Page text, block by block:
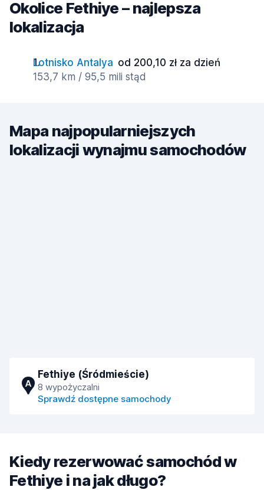
Okolice Fethiye – najlepsza
lokalizacja
Lotnisko Antalya od 200,10 zł za dzień
153,7 km / 95,5 mili stąd
Mapa najpopularniejszych
lokalizacji wynajmu samochodów
A
Fethiye (Śródmieście)
8 wypożyczalni
Sprawdź dostępne samochody
Kiedy rezerwować samochód w
Fethiye i na jak długo?